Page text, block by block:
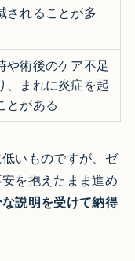
されることが多
や術後のケア不足
、まれに炎症を起
とがある
いものですが、ゼ
を抱えたまま進め
説明を受けて納得